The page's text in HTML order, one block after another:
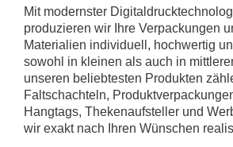
Mit modernster
produzieren wir Ihre Verpackungen
Materialien individuell, hochwertig
sowohl in kleinen als auch in
unseren beliebtesten Produkten
Faltschachteln,
Hangtags, Thekenaufsteller und
wir exakt nach Ihren Wünschen